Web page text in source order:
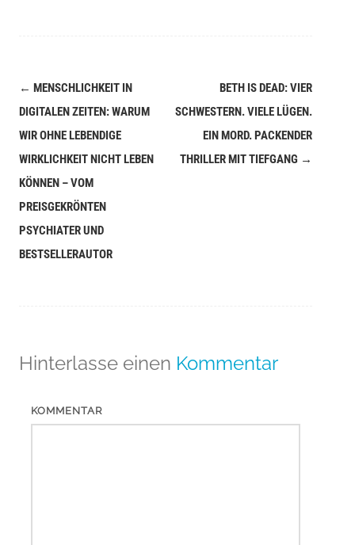
Navigation
(Beiträge)
← MENSCHLICHKEIT IN
DIGITALEN ZEITEN: WARUM
WIR OHNE LEBENDIGE
WIRKLICHKEIT NICHT LEBEN
KÖNNEN – VOM
PREISGEKRÖNTEN
PSYCHIATER UND
BESTSELLERAUTOR
BETH IS DEAD: VIER
SCHWESTERN. VIELE LÜGEN.
EIN MORD. PACKENDER
THRILLER MIT TIEFGANG →
Hinterlasse einen Kommentar
KOMMENTAR